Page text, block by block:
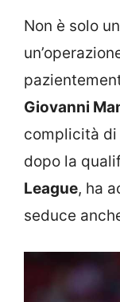
Non è solo
Giovanni
complicità
dopo la
League, ha
seduce